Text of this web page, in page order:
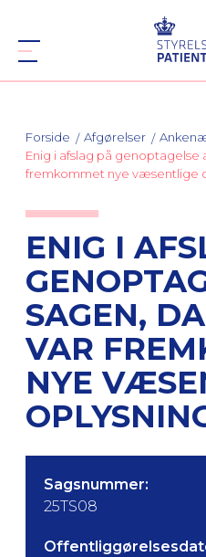
Forside Afgørelser
Enig i afslag på genoptagelse
fremkommet nye væsentlige
ENIG I
SAGEN,
VAR
NYE
Sagsnummer:
25TS08